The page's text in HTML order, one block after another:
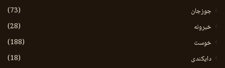
جوزجان
(73)
خبرونه
(28)
خوست
(188)
دایکندی
(18)